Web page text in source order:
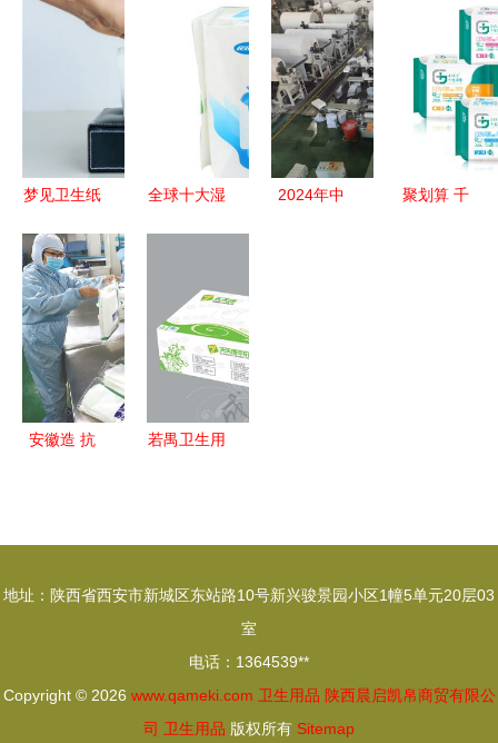
品与医疗用
业的涅槃与
重塑 2024
展望
A+实力厂
家解锁透气
质优婴儿尿
裤
健外科纱布
敷料 纱布
片
,10cmx10cm
8px1片 灭
菌级 适合
梦见卫生纸
清理与新生
全球十大湿
子的湿巾好
2024年中
聚划算 千
安徽造 抗
若禺卫生用
地址：陕西省西安市新城区东站路10号新兴骏景园小区1幢5单元20层03
室
电话：1364539**
Copyright © 2026 www.qameki.com 卫生用品 陕西晨启凯帛商贸有限公
司 卫生用品 版权所有 Sitemap